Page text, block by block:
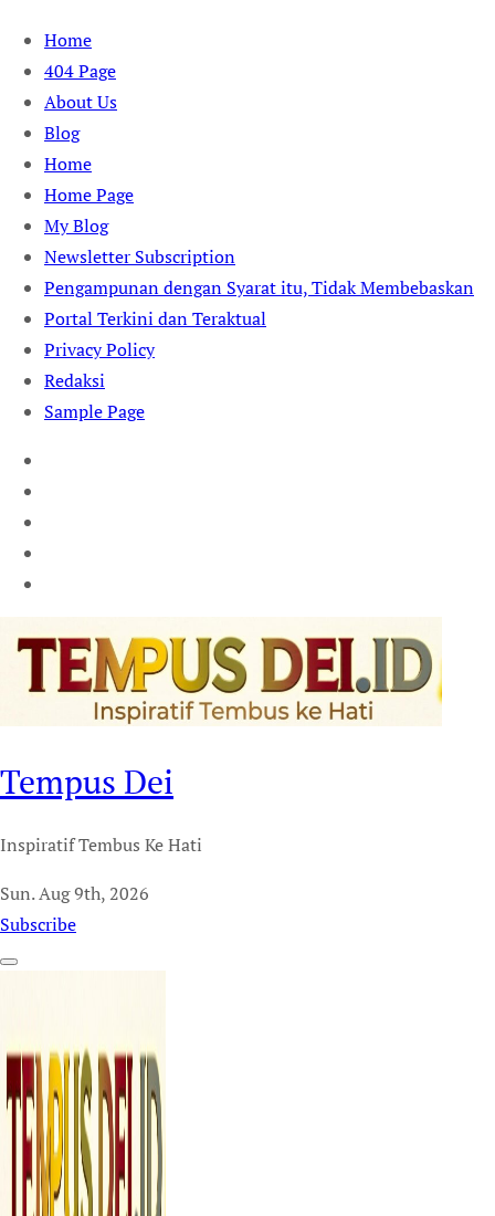
Skip
content
Home
404 Page
About Us
Blog
Home
Home Page
My Blog
Newsletter Subscription
Pengampunan dengan Syarat itu, Tidak Membebaskan
Portal Terkini dan Teraktual
Privacy Policy
Redaksi
Sample Page
Tempus Dei
Inspiratif Tembus Ke Hati
Sun. Aug 9th, 2026
Subscribe